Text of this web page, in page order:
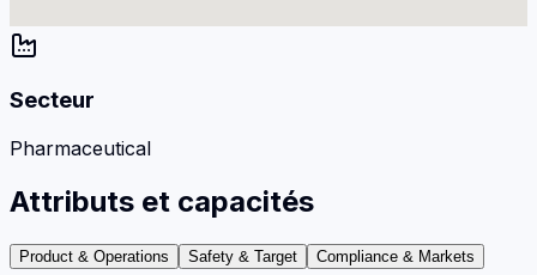
Secteur
Pharmaceutical
Attributs et capacités
Product & Operations Safety & Target Compliance & Markets